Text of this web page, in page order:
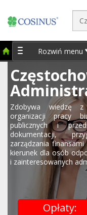
Rozwiń menu
Zdobywa wiedzę z
organizacji pracy
publicznych i
dokumentacji,
zarządzania
kierunek dla osób
i zainteresowanych
Opłaty: